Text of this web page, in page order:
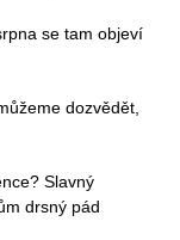
se tam objeví
dozvědět,
Slavný
drsný pád